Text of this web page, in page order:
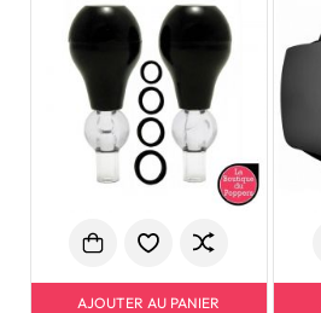
AJOUTER AU PANIER